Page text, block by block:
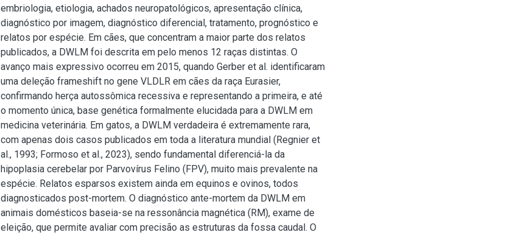
embriologia, etiologia, achados neuropatológicos, apresentação clínica,
diagnóstico por imagem, diagnóstico diferencial, tratamento, prognóstico e
relatos por espécie. Em cães, que concentram a maior parte dos relatos
publicados, a DWLM foi descrita em pelo menos 12 raças distintas. O
avanço mais expressivo ocorreu em 2015, quando Gerber et al. identificaram
uma deleção frameshift no gene VLDLR em cães da raça Eurasier,
confirmando herça autossômica recessiva e representando a primeira, e até
o momento única, base genética formalmente elucidada para a DWLM em
medicina veterinária. Em gatos, a DWLM verdadeira é extremamente rara,
com apenas dois casos publicados em toda a literatura mundial (Regnier et
al., 1993; Formoso et al., 2023), sendo fundamental diferenciá-la da
hipoplasia cerebelar por Parvovírus Felino (FPV), muito mais prevalente na
espécie. Relatos esparsos existem ainda em equinos e ovinos, todos
diagnosticados post-mortem. O diagnóstico ante-mortem da DWLM em
animais domésticos baseia-se na ressonância magnética (RM), exame de
eleição, que permite avaliar com precisão as estruturas da fossa caudal. O